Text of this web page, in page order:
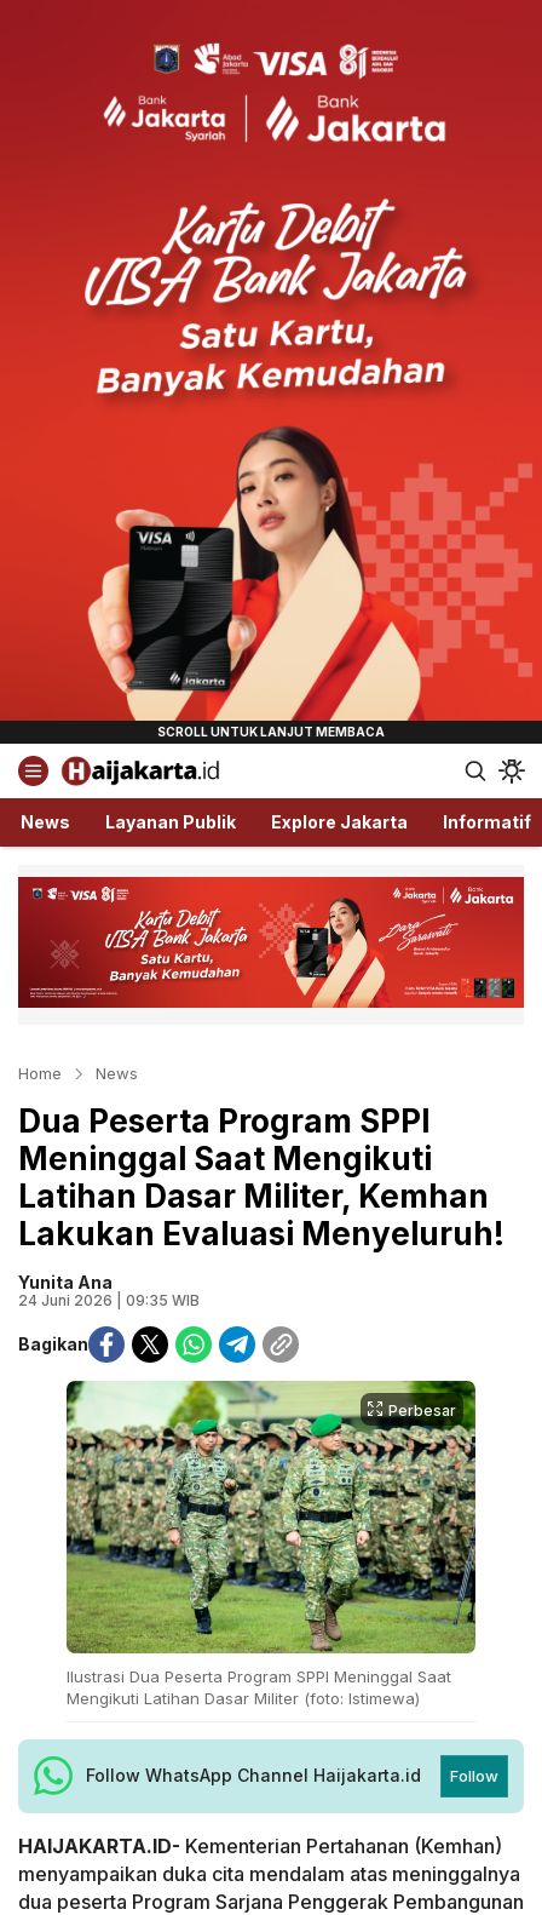
Haijakarta.id
Semua Tentang Jakarta Ada Disini!
News Layanan Publik Explore Jakarta Informatif
Home News
Dua Peserta Program SPPI
Meninggal Saat Mengikuti
Latihan Dasar Militer, Kemhan
Lakukan Evaluasi Menyeluruh!
Yunita Ana
24 Juni 2026 | 09:35 WIB
Bagikan
Perbesar
Ilustrasi Dua Peserta Program SPPI Meninggal Saat
Mengikuti Latihan Dasar Militer (foto: Istimewa)
Follow WhatsApp Channel Haijakarta.id Follow
HAIJAKARTA.ID- Kementerian Pertahanan (Kemhan)
menyampaikan duka cita mendalam atas meninggalnya
dua peserta Program Sarjana Penggerak Pembangunan